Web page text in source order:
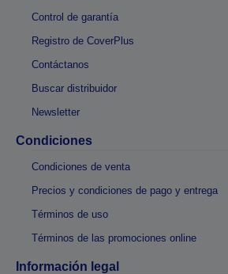
Control de garantía
Registro de CoverPlus
Contáctanos
Buscar distribuidor
Newsletter
Condiciones
Condiciones de venta
Precios y condiciones de pago y entrega
Términos de uso
Términos de las promociones online
Información legal